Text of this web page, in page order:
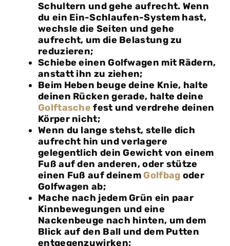
Schultern und gehe aufrecht. Wenn
du ein Ein-Schlaufen-System hast,
wechsle die Seiten und gehe
aufrecht, um die Belastung zu
reduzieren;
Schiebe einen Golfwagen mit Rädern,
anstatt ihn zu ziehen;
Beim Heben beuge deine Knie, halte
deinen Rücken gerade, halte deine
Golftasche fest und verdrehe deinen
Körper nicht;
Wenn du lange stehst, stelle dich
aufrecht hin und verlagere
gelegentlich dein Gewicht von einem
Fuß auf den anderen, oder stütze
einen Fuß auf deinem Golfbag oder
Golfwagen ab;
Mache nach jedem Grün ein paar
Kinnbewegungen und eine
Nackenbeuge nach hinten, um dem
Blick auf den Ball und dem Putten
entgegenzuwirken;